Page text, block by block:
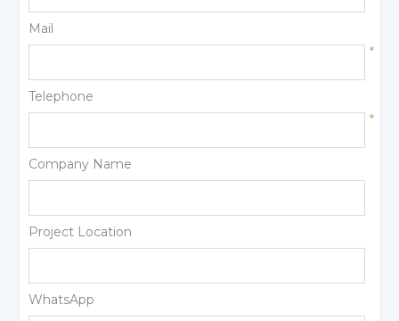
Mail
*
Telephone
*
Company Name
Project Location
WhatsApp